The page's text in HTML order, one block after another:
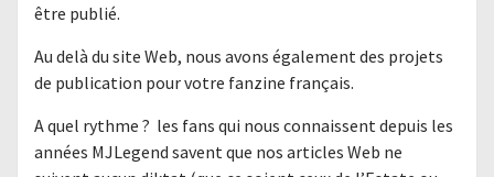
être publié.
Au delà du site Web, nous avons également des projets
de publication pour votre fanzine français.
A quel rythme ? les fans qui nous connaissent depuis les
années MJLegend savent que nos articles Web ne